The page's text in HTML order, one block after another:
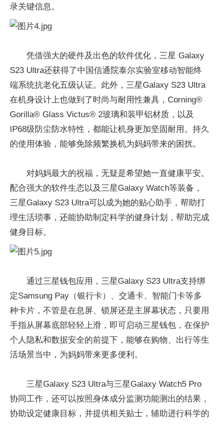
录关键信息。
凭借强大的硬件及出色的软件优化，三星 Galaxy
S23 Ultra还获得了中国信通院泰尔实验室移动智能终
端系统抗老化五级认证。此外，三星Galaxy S23 Ultra
在机身设计上也做到了时尚与耐用性兼具，Corning®
Gorilla® Glass Victus® 2玻璃和装甲铝材质，以及
IP68级防尘防水特性，都能让机身更加坚固耐用。持久
的使用体验，能够免除频繁换机为妈妈带来的困扰。
对妈妈最大的祝福，无疑是希望她一直健康平安。
配合强大的软件生态以及三星Galaxy Watch等装备，
三星Galaxy S23 Ultra可以成为她的贴心助手，帮助打
理生活琐事，还能协助制定科学的健身计划，帮助完成
健身目标。
通过三星钱包应用，三星Galaxy S23 Ultra支持绑
定Samsung Pay（银行卡）、交通卡、智能门卡等多
种卡片，不管是在息屏、锁屏还是主屏幕状态，只要用
手指从屏幕底部轻轻上滑，即可启动三星钱包，在保护
个人隐私和数据安全的前提下，能够在购物、出行等生
活场景当中，为妈妈带来更多便利。
三星Galaxy S23 Ultra与三星Galaxy Watch5 Pro
协同工作，还可以按照身体成分监测功能测出的结果，
协助设定健康目标，并提供相关贴士，辅助进行科学的